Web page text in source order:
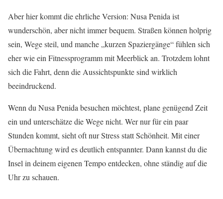
Aber hier kommt die ehrliche Version: Nusa Penida ist
wunderschön, aber nicht immer bequem. Straßen können holprig
sein, Wege steil, und manche „kurzen Spaziergänge“ fühlen sich
eher wie ein Fitnessprogramm mit Meerblick an. Trotzdem lohnt
sich die Fahrt, denn die Aussichtspunkte sind wirklich
beeindruckend.
Wenn du Nusa Penida besuchen möchtest, plane genügend Zeit
ein und unterschätze die Wege nicht. Wer nur für ein paar
Stunden kommt, sieht oft nur Stress statt Schönheit. Mit einer
Übernachtung wird es deutlich entspannter. Dann kannst du die
Insel in deinem eigenen Tempo entdecken, ohne ständig auf die
Uhr zu schauen.